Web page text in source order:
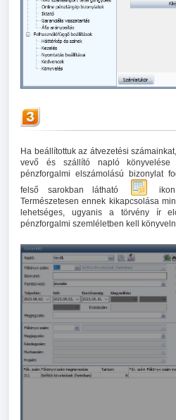
Ha beállítottuk az átvezetési
vevő és szállító napló könyvelése
pénzforgalmi elszámolású bizonylat
felső sarokban látható
Természetesen ennek kikapcsolása
lehetséges, ugyanis a törvény ír
pénzforgalmi szemléletben kell